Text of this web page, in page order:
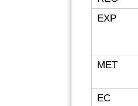
EXP
MET
EC